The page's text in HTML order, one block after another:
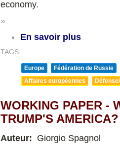
economy.
»
En savoir plus
TAGS:
Europe
Fédération de Russie
Affaires européennes
WORKING PAPER -
TRUMP'S AMERICA?
Auteur: Giorgio Spagnol